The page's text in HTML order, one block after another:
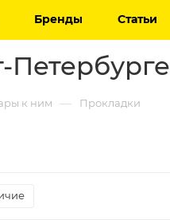
Бренды Статьи
Петербурге
к ним — Прокладки